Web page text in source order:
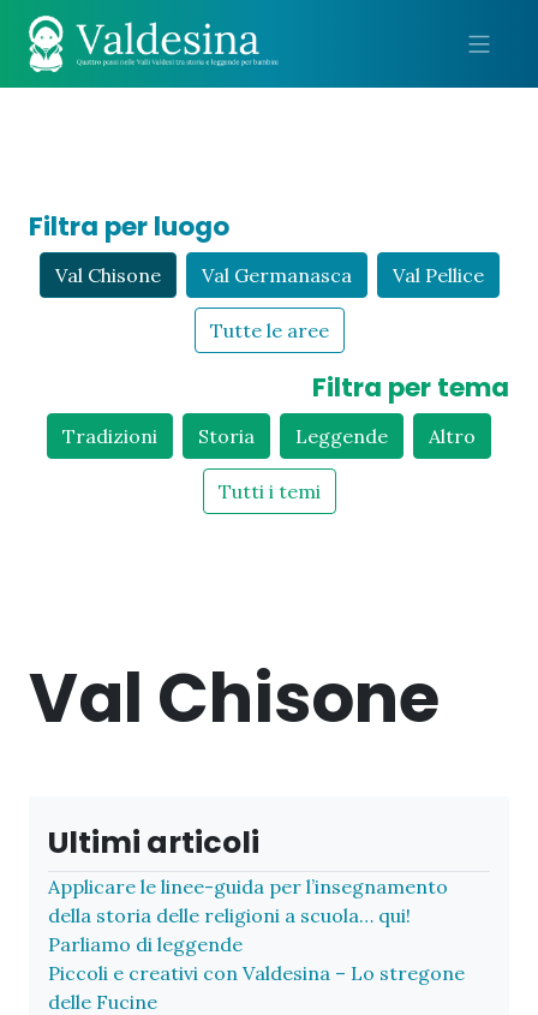
Filtra per luogo
Val Chisone Val Germanasca Val Pellice
Tutte le aree
Filtra per tema
Tradizioni Storia Leggende Altro
Tutti i temi
Val Chisone
Ultimi articoli
Applicare le linee-guida per l’insegnamento
della storia delle religioni a scuola… qui!
Parliamo di leggende
Piccoli e creativi con Valdesina – Lo stregone
delle Fucine